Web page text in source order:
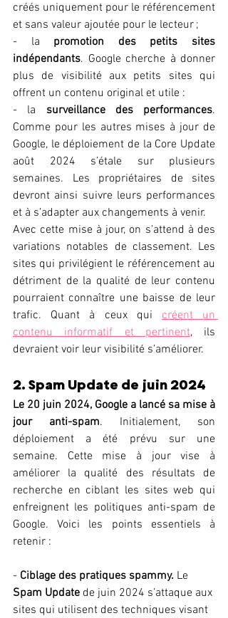
créés uniquement pour le référencement
et sans valeur ajoutée pour le lecteur ;
- la promotion des petits sites
indépendants. Google cherche à donner
plus de visibilité aux petits sites qui
offrent un contenu original et utile :
- la surveillance des performances.
Comme pour les autres mises à jour de
Google, le déploiement de la Core Update
août 2024 s’étale sur plusieurs
semaines. Les propriétaires de sites
devront ainsi suivre leurs performances
et à s’adapter aux changements à venir.
Avec cette mise à jour, on s’attend à des
variations notables de classement. Les
sites qui privilégient le référencement au
détriment de la qualité de leur contenu
pourraient connaître une baisse de leur
trafic. Quant à ceux qui créent un
contenu informatif et pertinent, ils
devraient voir leur visibilité s’améliorer.
2. Spam Update de juin 2024
Le 20 juin 2024, Google a lancé sa mise à
jour anti-spam. Initialement, son
déploiement a été prévu sur une
semaine. Cette mise à jour vise à
améliorer la qualité des résultats de
recherche en ciblant les sites web qui
enfreignent les politiques anti-spam de
Google. Voici les points essentiels à
retenir :
- Ciblage des pratiques spammy. Le
Spam Update de juin 2024 s’attaque aux
sites qui utilisent des techniques visant